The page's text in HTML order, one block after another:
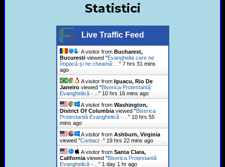
Statistici
Live Traffic Feed
A visitor from Bucharest,
Bucurestiviewed "Evanghelia care ne
împacă și ne cheamă:… " 7 hrs 31 mins
ago
A visitor from Iguacu, Rio De
Janeiroviewed "Biserica Protestantă
Evanghelică -… " 10 hrs 16 mins ago
A visitor from Washington,
District Of Columbiaviewed "Biserica
Protestantă Evanghelică -… " 10 hrs 55
mins ago
A visitor from Ashburn, Virginia
viewed "Contact -" 19 hrs 22 mins ago
A visitor from Santa Clara,
Californiaviewed "Biserica Protestantă
Evanghelică -… " 1 day 1 hr ago